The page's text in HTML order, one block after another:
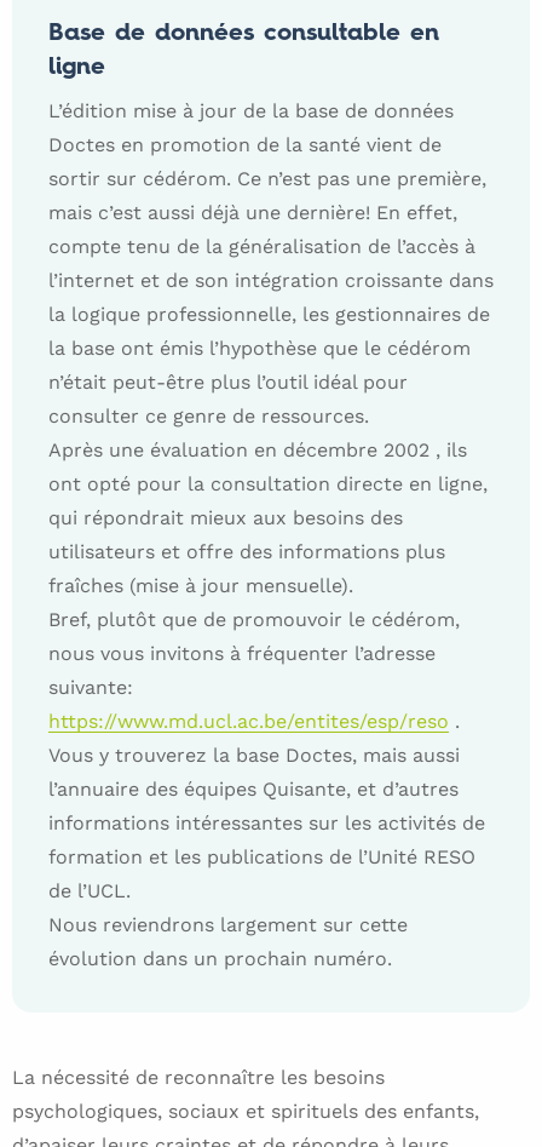
Base de données consultable en
ligne
L’édition mise à jour de la base de données
Doctes en promotion de la santé vient de
sortir sur cédérom. Ce n’est pas une première,
mais c’est aussi déjà une dernière! En effet,
compte tenu de la généralisation de l’accès à
l’internet et de son intégration croissante dans
la logique professionnelle, les gestionnaires de
la base ont émis l’hypothèse que le cédérom
n’était peut-être plus l’outil idéal pour
consulter ce genre de ressources.
Après une évaluation en décembre 2002 , ils
ont opté pour la consultation directe en ligne,
qui répondrait mieux aux besoins des
utilisateurs et offre des informations plus
fraîches (mise à jour mensuelle).
Bref, plutôt que de promouvoir le cédérom,
nous vous invitons à fréquenter l’adresse
suivante:
https://www.md.ucl.ac.be/entites/esp/reso .
Vous y trouverez la base Doctes, mais aussi
l’annuaire des équipes Quisante, et d’autres
informations intéressantes sur les activités de
formation et les publications de l’Unité RESO
de l’UCL.
Nous reviendrons largement sur cette
évolution dans un prochain numéro.
La nécessité de reconnaître les besoins
psychologiques, sociaux et spirituels des enfants,